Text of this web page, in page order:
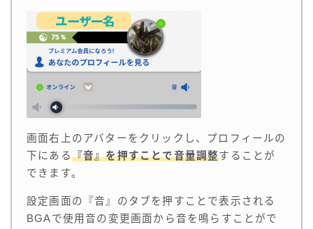
画面右上のアバターをクリックし、プロフィールの
下にある『音』を押すことで音量調整することが
できます。
設定画面の『音』のタブを押すことで表示される
BGAで使用音の変更画面から音を鳴らすことがで